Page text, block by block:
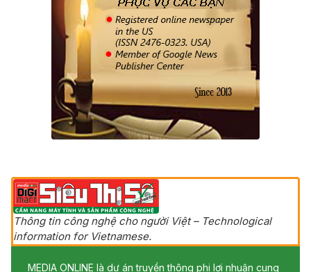
Thông tin công nghệ cho người Việt – Technological
information for Vietnamese.
MEDIA ONLINE là dự án truyền thông phi lợi nhuận cung